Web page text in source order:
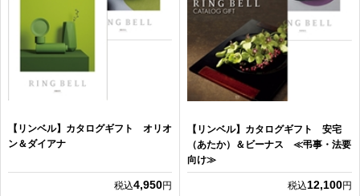
【リンベル】カタログギフト オリオ
ン＆ダイアナ
税込4,950円
【リンベル】カタログギフト 安宅
（あたか）＆ビーナス ≪弔事・法要
向け≫
税込12,100円